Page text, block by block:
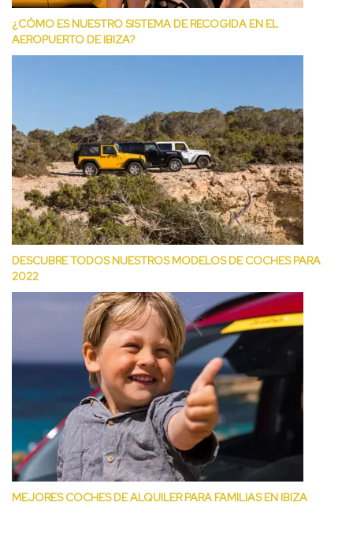
¿CÓMO ES NUESTRO SISTEMA DE RECOGIDA EN EL
AEROPUERTO DE IBIZA?
DESCUBRE TODOS NUESTROS MODELOS DE COCHES PARA
2022
MEJORES COCHES DE ALQUILER PARA FAMILIAS EN IBIZA